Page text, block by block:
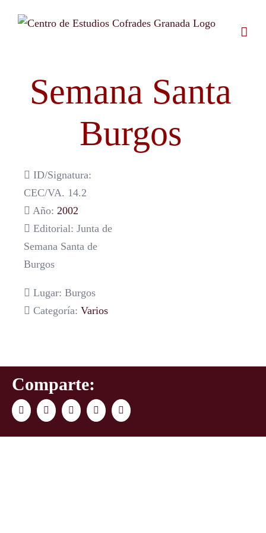
Semana Santa
Burgos
ID/Signatura:
CEC/VA. 14.2
Año: 2002
Editorial: Junta de
Semana Santa de
Burgos
Lugar: Burgos
Categoría: Varios
Comparte:
FacebookTwitter LinkedInWhatsAppCorreo
electrónico